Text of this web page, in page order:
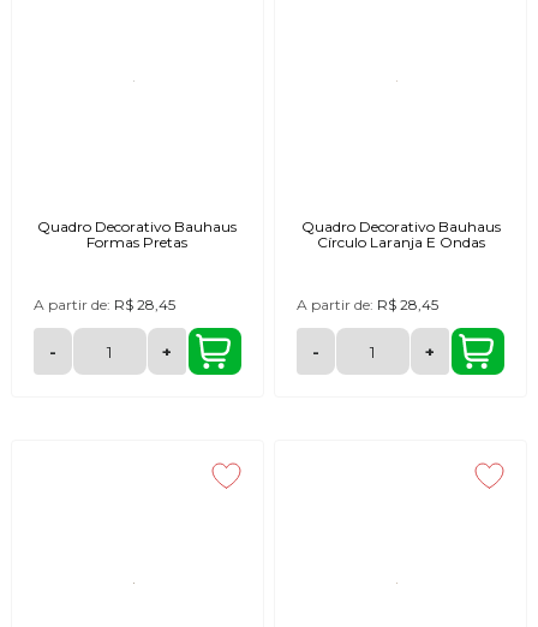
Quadro Decorativo Bauhaus
Formas Pretas
A partir de: R$ 28,45
- +
Quadro Decorativo Bauhaus
Círculo Laranja E Ondas
A partir de: R$ 28,45
- +